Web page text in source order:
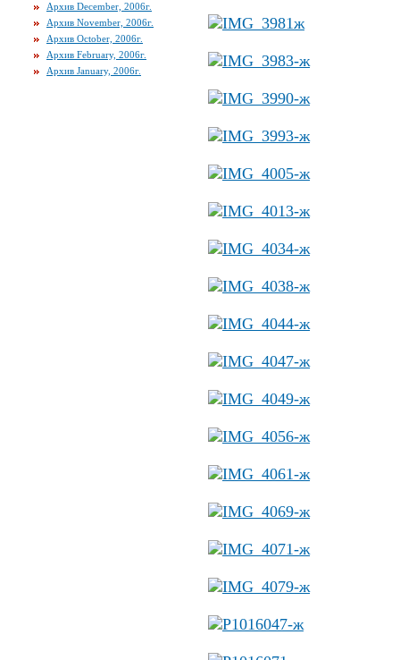
Архив December, 2006г.
Архив November, 2006г.
Архив October, 2006г.
Архив February, 2006г.
Архив January, 2006г.